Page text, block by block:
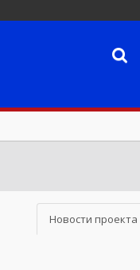
Новости проекта